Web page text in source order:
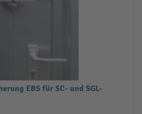
EBS für SC- und SGL-